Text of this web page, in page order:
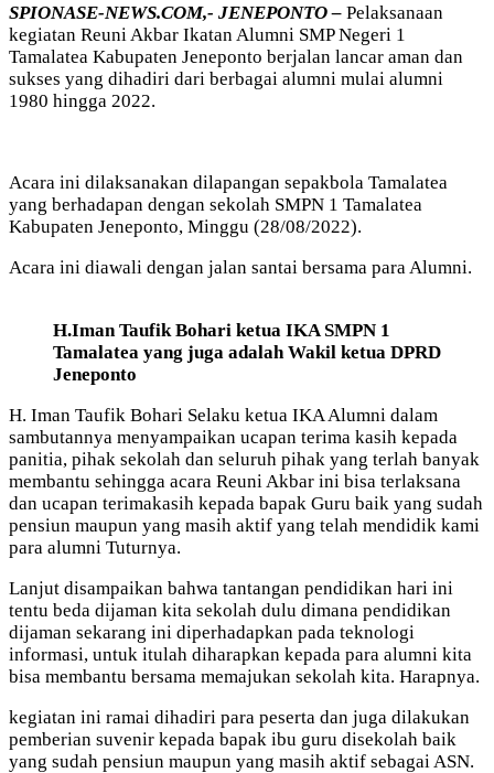
SPIONASE-NEWS.COM,- JENEPONTO – Pelaksanaan
kegiatan Reuni Akbar Ikatan Alumni SMP Negeri 1
Tamalatea Kabupaten Jeneponto berjalan lancar aman dan
sukses yang dihadiri dari berbagai alumni mulai alumni
1980 hingga 2022.
Acara ini dilaksanakan dilapangan sepakbola Tamalatea
yang berhadapan dengan sekolah SMPN 1 Tamalatea
Kabupaten Jeneponto, Minggu (28/08/2022).
Acara ini diawali dengan jalan santai bersama para Alumni.
H.Iman Taufik Bohari ketua IKA SMPN 1
Tamalatea yang juga adalah Wakil ketua DPRD
Jeneponto
H. Iman Taufik Bohari Selaku ketua IKA Alumni dalam
sambutannya menyampaikan ucapan terima kasih kepada
panitia, pihak sekolah dan seluruh pihak yang terlah banyak
membantu sehingga acara Reuni Akbar ini bisa terlaksana
dan ucapan terimakasih kepada bapak Guru baik yang sudah
pensiun maupun yang masih aktif yang telah mendidik kami
para alumni Tuturnya.
Lanjut disampaikan bahwa tantangan pendidikan hari ini
tentu beda dijaman kita sekolah dulu dimana pendidikan
dijaman sekarang ini diperhadapkan pada teknologi
informasi, untuk itulah diharapkan kepada para alumni kita
bisa membantu bersama memajukan sekolah kita. Harapnya.
kegiatan ini ramai dihadiri para peserta dan juga dilakukan
pemberian suvenir kepada bapak ibu guru disekolah baik
yang sudah pensiun maupun yang masih aktif sebagai ASN.